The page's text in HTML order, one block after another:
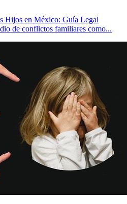
Hijos en México: Guía Legal
de conflictos familiares como...